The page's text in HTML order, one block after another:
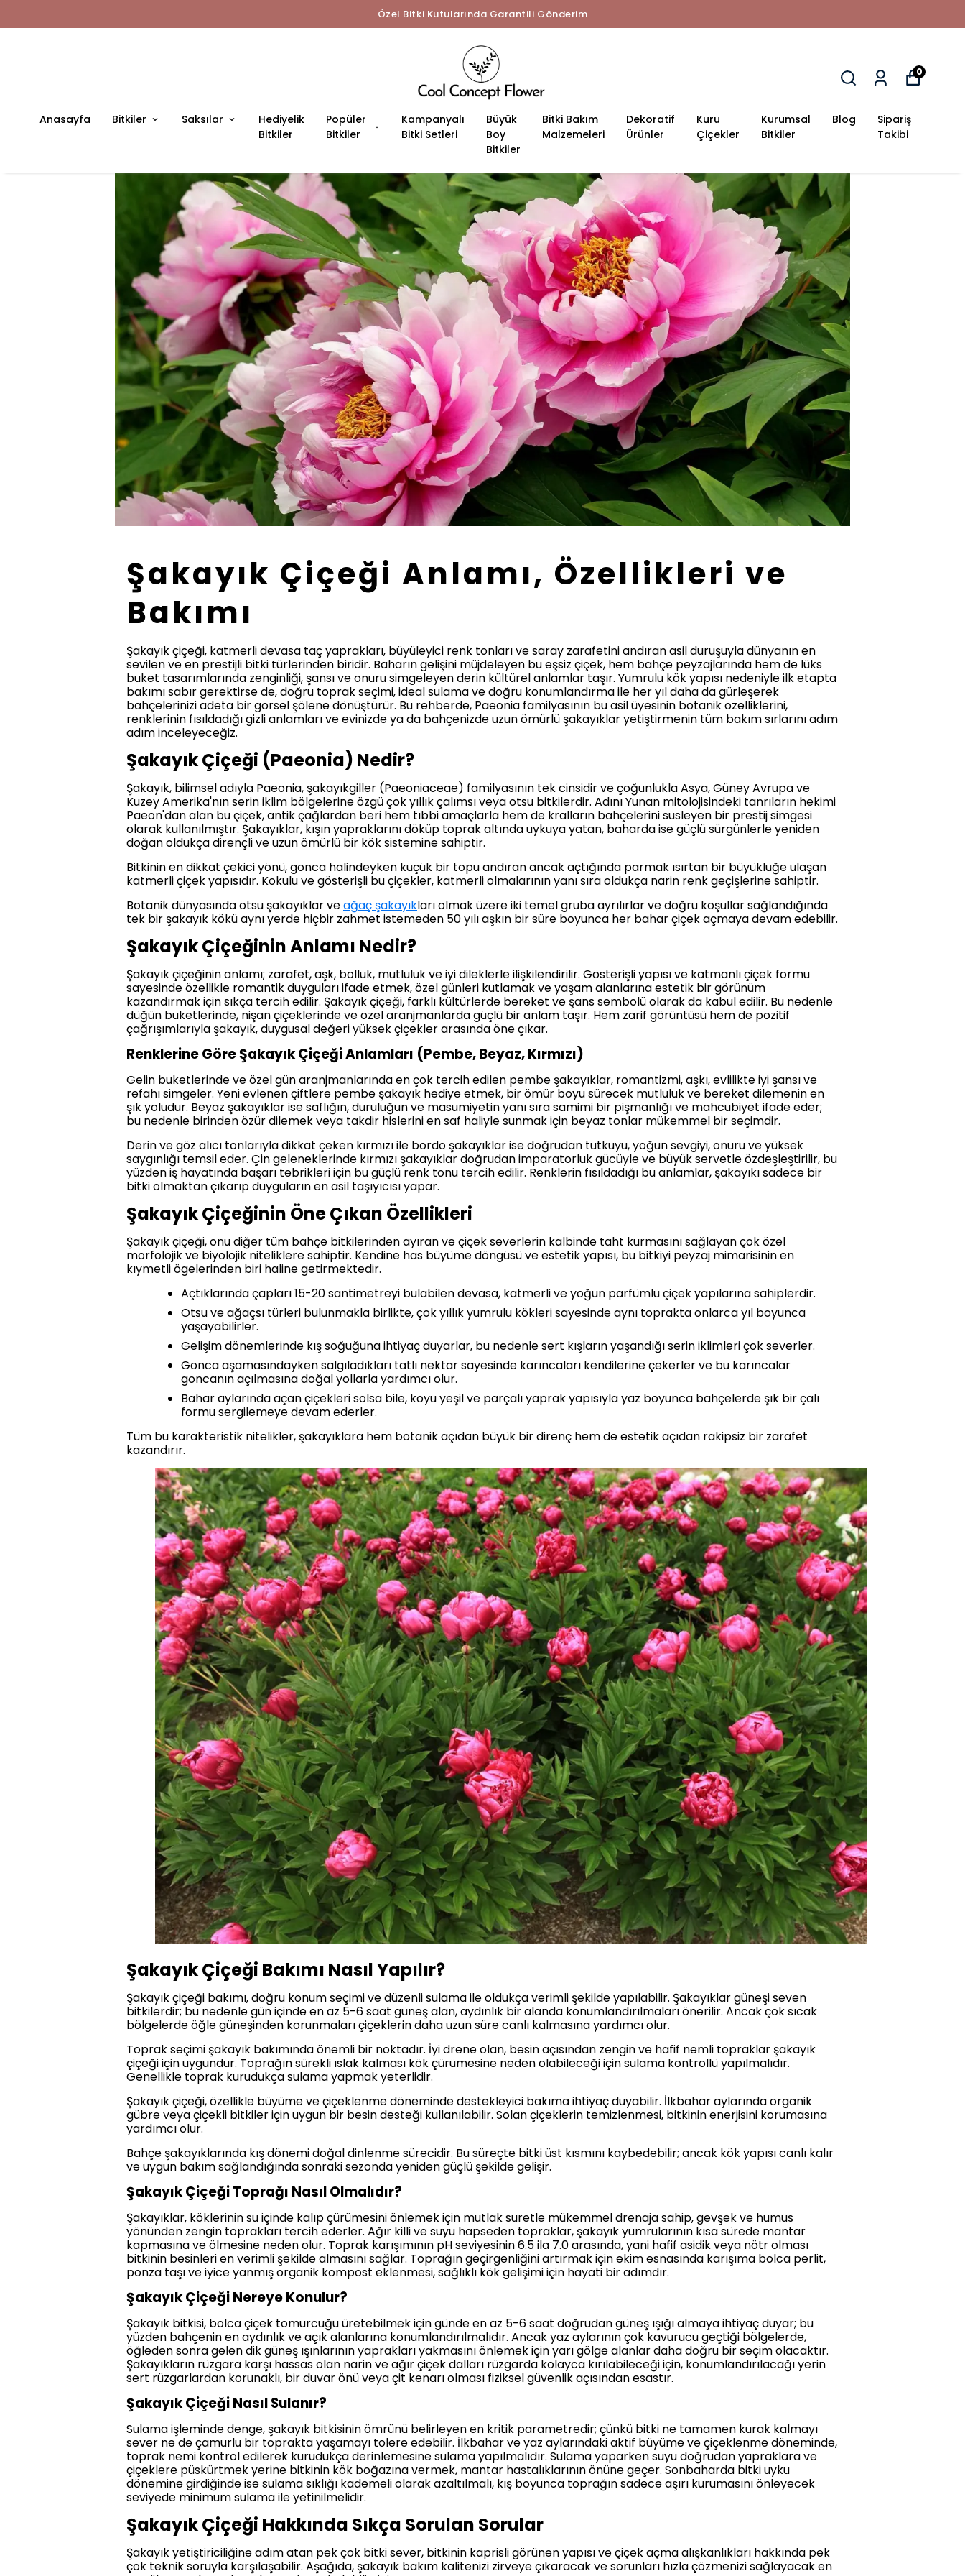
Özel Bitki Kutularında Garantili Gönderim
Anasayfa Bitkiler Saksılar
Hediyelik
Bitkiler
Popüler
Bitkiler
Kampanyalı
Bitki Setleri
Büyük
Boy
Bitkiler
Bitki Bakım
Malzemeleri
Dekoratif
Ürünler
Kuru
Çiçekler
Kurumsal
Bitkiler
Blog
Sipariş
Takibi
0
Şakayık Çiçeği Anlamı, Özellikleri ve
Bakımı
Şakayık çiçeği, katmerli devasa taç yaprakları, büyüleyici renk tonları ve saray zarafetini andıran asil duruşuyla dünyanın en
sevilen ve en prestijli bitki türlerinden biridir. Baharın gelişini müjdeleyen bu eşsiz çiçek, hem bahçe peyzajlarında hem de lüks
buket tasarımlarında zenginliği, şansı ve onuru simgeleyen derin kültürel anlamlar taşır. Yumrulu kök yapısı nedeniyle ilk etapta
bakımı sabır gerektirse de, doğru toprak seçimi, ideal sulama ve doğru konumlandırma ile her yıl daha da gürleşerek
bahçelerinizi adeta bir görsel şölene dönüştürür. Bu rehberde, Paeonia familyasının bu asil üyesinin botanik özelliklerini,
renklerinin fısıldadığı gizli anlamları ve evinizde ya da bahçenizde uzun ömürlü şakayıklar yetiştirmenin tüm bakım sırlarını adım
adım inceleyeceğiz.
Şakayık Çiçeği (Paeonia) Nedir?
Şakayık, bilimsel adıyla Paeonia, şakayıkgiller (Paeoniaceae) familyasının tek cinsidir ve çoğunlukla Asya, Güney Avrupa ve
Kuzey Amerika'nın serin iklim bölgelerine özgü çok yıllık çalımsı veya otsu bitkilerdir. Adını Yunan mitolojisindeki tanrıların hekimi
Paeon'dan alan bu çiçek, antik çağlardan beri hem tıbbi amaçlarla hem de kralların bahçelerini süsleyen bir prestij simgesi
olarak kullanılmıştır. Şakayıklar, kışın yapraklarını döküp toprak altında uykuya yatan, baharda ise güçlü sürgünlerle yeniden
doğan oldukça dirençli ve uzun ömürlü bir kök sistemine sahiptir.
Bitkinin en dikkat çekici yönü, gonca halindeyken küçük bir topu andıran ancak açtığında parmak ısırtan bir büyüklüğe ulaşan
katmerli çiçek yapısıdır. Kokulu ve gösterişli bu çiçekler, katmerli olmalarının yanı sıra oldukça narin renk geçişlerine sahiptir.
Botanik dünyasında otsu şakayıklar veağaç şakayıkları olmak üzere iki temel gruba ayrılırlar ve doğru koşullar sağlandığında
tek bir şakayık kökü aynı yerde hiçbir zahmet istemeden 50 yılı aşkın bir süre boyunca her bahar çiçek açmaya devam edebilir.
Şakayık Çiçeğinin Anlamı Nedir?
Şakayık çiçeğinin anlamı; zarafet, aşk, bolluk, mutluluk ve iyi dileklerle ilişkilendirilir. Gösterişli yapısı ve katmanlı çiçek formu
sayesinde özellikle romantik duyguları ifade etmek, özel günleri kutlamak ve yaşam alanlarına estetik bir görünüm
kazandırmak için sıkça tercih edilir. Şakayık çiçeği, farklı kültürlerde bereket ve şans sembolü olarak da kabul edilir. Bu nedenle
düğün buketlerinde, nişan çiçeklerinde ve özel aranjmanlarda güçlü bir anlam taşır. Hem zarif görüntüsü hem de pozitif
çağrışımlarıyla şakayık, duygusal değeri yüksek çiçekler arasında öne çıkar.
Renklerine Göre Şakayık Çiçeği Anlamları (Pembe, Beyaz, Kırmızı)
Gelin buketlerinde ve özel gün aranjmanlarında en çok tercih edilen pembe şakayıklar, romantizmi, aşkı, evlilikte iyi şansı ve
refahı simgeler. Yeni evlenen çiftlere pembe şakayık hediye etmek, bir ömür boyu sürecek mutluluk ve bereket dilemenin en
şık yoludur. Beyaz şakayıklar ise saflığın, duruluğun ve masumiyetin yanı sıra samimi bir pişmanlığı ve mahcubiyet ifade eder;
bu nedenle birinden özür dilemek veya takdir hislerini en saf haliyle sunmak için beyaz tonlar mükemmel bir seçimdir.
Derin ve göz alıcı tonlarıyla dikkat çeken kırmızı ile bordo şakayıklar ise doğrudan tutkuyu, yoğun sevgiyi, onuru ve yüksek
saygınlığı temsil eder. Çin geleneklerinde kırmızı şakayıklar doğrudan imparatorluk gücüyle ve büyük servetle özdeşleştirilir, bu
yüzden iş hayatında başarı tebrikleri için bu güçlü renk tonu tercih edilir. Renklerin fısıldadığı bu anlamlar, şakayıkı sadece bir
bitki olmaktan çıkarıp duyguların en asil taşıyıcısı yapar.
Şakayık Çiçeğinin Öne Çıkan Özellikleri
Şakayık çiçeği, onu diğer tüm bahçe bitkilerinden ayıran ve çiçek severlerin kalbinde taht kurmasını sağlayan çok özel
morfolojik ve biyolojik niteliklere sahiptir. Kendine has büyüme döngüsü ve estetik yapısı, bu bitkiyi peyzaj mimarisinin en
kıymetli ögelerinden biri haline getirmektedir.
Açtıklarında çapları 15-20 santimetreyi bulabilen devasa, katmerli ve yoğun parfümlü çiçek yapılarına sahiplerdir.
Otsu ve ağaçsı türleri bulunmakla birlikte, çok yıllık yumrulu kökleri sayesinde aynı toprakta onlarca yıl boyunca
yaşayabilirler.
Gelişim dönemlerinde kış soğuğuna ihtiyaç duyarlar, bu nedenle sert kışların yaşandığı serin iklimleri çok severler.
Gonca aşamasındayken salgıladıkları tatlı nektar sayesinde karıncaları kendilerine çekerler ve bu karıncalar
goncanın açılmasına doğal yollarla yardımcı olur.
Bahar aylarında açan çiçekleri solsa bile, koyu yeşil ve parçalı yaprak yapısıyla yaz boyunca bahçelerde şık bir çalı
formu sergilemeye devam ederler.
Tüm bu karakteristik nitelikler, şakayıklara hem botanik açıdan büyük bir direnç hem de estetik açıdan rakipsiz bir zarafet
kazandırır.
Şakayık Çiçeği Bakımı Nasıl Yapılır?
Şakayık çiçeği bakımı, doğru konum seçimi ve düzenli sulama ile oldukça verimli şekilde yapılabilir. Şakayıklar güneşi seven
bitkilerdir; bu nedenle gün içinde en az 5-6 saat güneş alan, aydınlık bir alanda konumlandırılmaları önerilir. Ancak çok sıcak
bölgelerde öğle güneşinden korunmaları çiçeklerin daha uzun süre canlı kalmasına yardımcı olur.
Toprak seçimi şakayık bakımında önemli bir noktadır. İyi drene olan, besin açısından zengin ve hafif nemli topraklar şakayık
çiçeği için uygundur. Toprağın sürekli ıslak kalması kök çürümesine neden olabileceği için sulama kontrollü yapılmalıdır.
Genellikle toprak kurudukça sulama yapmak yeterlidir.
Şakayık çiçeği, özellikle büyüme ve çiçeklenme döneminde destekleyici bakıma ihtiyaç duyabilir. İlkbahar aylarında organik
gübre veya çiçekli bitkiler için uygun bir besin desteği kullanılabilir. Solan çiçeklerin temizlenmesi, bitkinin enerjisini korumasına
yardımcı olur.
Bahçe şakayıklarında kış dönemi doğal dinlenme sürecidir. Bu süreçte bitki üst kısmını kaybedebilir; ancak kök yapısı canlı kalır
ve uygun bakım sağlandığında sonraki sezonda yeniden güçlü şekilde gelişir.
Şakayık Çiçeği Toprağı Nasıl Olmalıdır?
Şakayıklar, köklerinin su içinde kalıp çürümesini önlemek için mutlak suretle mükemmel drenaja sahip, gevşek ve humus
yönünden zengin toprakları tercih ederler. Ağır killi ve suyu hapseden topraklar, şakayık yumrularının kısa sürede mantar
kapmasına ve ölmesine neden olur. Toprak karışımının pH seviyesinin 6.5 ila 7.0 arasında, yani hafif asidik veya nötr olması
bitkinin besinleri en verimli şekilde almasını sağlar. Toprağın geçirgenliğini artırmak için ekim esnasında karışıma bolca perlit,
ponza taşı ve iyice yanmış organik kompost eklenmesi, sağlıklı kök gelişimi için hayati bir adımdır.
Şakayık Çiçeği Nereye Konulur?
Şakayık bitkisi, bolca çiçek tomurcuğu üretebilmek için günde en az 5-6 saat doğrudan güneş ışığı almaya ihtiyaç duyar; bu
yüzden bahçenin en aydınlık ve açık alanlarına konumlandırılmalıdır. Ancak yaz aylarının çok kavurucu geçtiği bölgelerde,
öğleden sonra gelen dik güneş ışınlarının yaprakları yakmasını önlemek için yarı gölge alanlar daha doğru bir seçim olacaktır.
Şakayıkların rüzgara karşı hassas olan narin ve ağır çiçek dalları rüzgarda kolayca kırılabileceği için, konumlandırılacağı yerin
sert rüzgarlardan korunaklı, bir duvar önü veya çit kenarı olması fiziksel güvenlik açısından esastır.
Şakayık Çiçeği Nasıl Sulanır?
Sulama işleminde denge, şakayık bitkisinin ömrünü belirleyen en kritik parametredir; çünkü bitki ne tamamen kurak kalmayı
sever ne de çamurlu bir toprakta yaşamayı tolere edebilir. İlkbahar ve yaz aylarındaki aktif büyüme ve çiçeklenme döneminde,
toprak nemi kontrol edilerek kurudukça derinlemesine sulama yapılmalıdır. Sulama yaparken suyu doğrudan yapraklara ve
çiçeklere püskürtmek yerine bitkinin kök boğazına vermek, mantar hastalıklarının önüne geçer. Sonbaharda bitki uyku
dönemine girdiğinde ise sulama sıklığı kademeli olarak azaltılmalı, kış boyunca toprağın sadece aşırı kurumasını önleyecek
seviyede minimum sulama ile yetinilmelidir.
Şakayık Çiçeği Hakkında Sıkça Sorulan Sorular
Şakayık yetiştiriciliğine adım atan pek çok bitki sever, bitkinin kaprisli görünen yapısı ve çiçek açma alışkanlıkları hakkında pek
çok teknik soruyla karşılaşabilir. Aşağıda, şakayık bakım kalitenizi zirveye çıkaracak ve sorunları hızla çözmenizi sağlayacak en